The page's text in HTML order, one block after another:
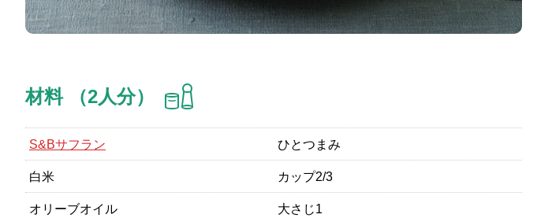
材料 （2人分）
S&Bサフラン ひとつまみ
白米 カップ2/3
オリーブオイル 大さじ1